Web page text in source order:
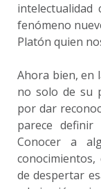
fenómeno
Platón quien
Ahora bien, en
no solo de su
por dar
parece
Conocer a
de despertar